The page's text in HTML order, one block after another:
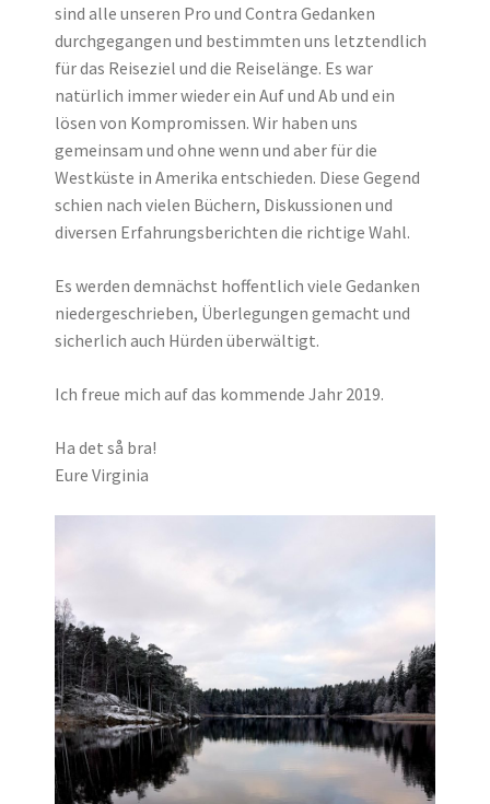
sind alle unseren Pro und Contra Gedanken
durchgegangen und bestimmten uns letztendlich
für das Reiseziel und die Reiselänge. Es war
natürlich immer wieder ein Auf und Ab und ein
lösen von Kompromissen. Wir haben uns
gemeinsam und ohne wenn und aber für die
Westküste in Amerika entschieden. Diese Gegend
schien nach vielen Büchern, Diskussionen und
diversen Erfahrungsberichten die richtige Wahl.
Es werden demnächst hoffentlich viele Gedanken
niedergeschrieben, Überlegungen gemacht und
sicherlich auch Hürden überwältigt.
Ich freue mich auf das kommende Jahr 2019.
Ha det så bra!
Eure Virginia